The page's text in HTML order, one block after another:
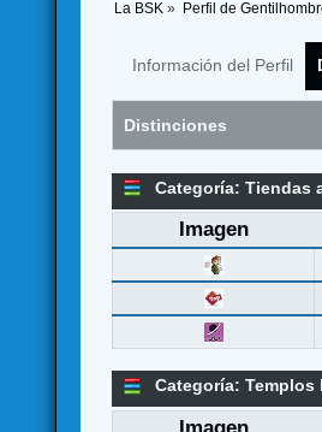
La BSK » Perfil de
Información del Perfil
Distinciones
Categoría: Tiendas
Imagen
Categoría: Templos